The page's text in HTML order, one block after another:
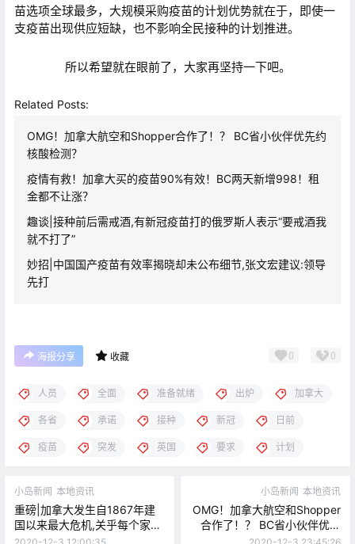
苗选项全球最多，大规模采购疫苗的计划优势就在于，即使一
支疫苗出现供应短缺，也不影响全民接种的计划推进。
所以希望就在眼前了，大家再坚持一下吧。
Related Posts:
OMG！加拿大航空和Shopper合作了！？ BC省小伙伴优先约
核酸检测？
疫情有救！加拿大买的疫苗90%有效！BC两天新增998！租
金都不让涨？
趣谈|接种前后需戒酒,有新冠疫苗打的俄罗斯人表示“要戒酒我
就不打了”
妙招|中国国产疫苗有效率揭晓却未公布细节,张文宏建议:领导
先打
海报分享 收藏 0 0
人员 全面 准备就绪 出炉 加拿大
各省 承诺 接种 新冠 日前
疫苗 突发 英国 要求 计划
小岛新闻 本地资讯
重磅|加拿大发生自1867年建
国以来最大危机,关乎每个家
庭！电商惨啦！
小岛新闻 本地资讯
OMG！加拿大航空和Shopper
合作了！？ BC省小伙伴优先
约核酸检测？